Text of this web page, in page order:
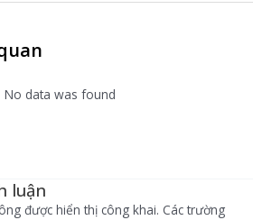
No data was found
luận
được hiển thị công khai. Các trường